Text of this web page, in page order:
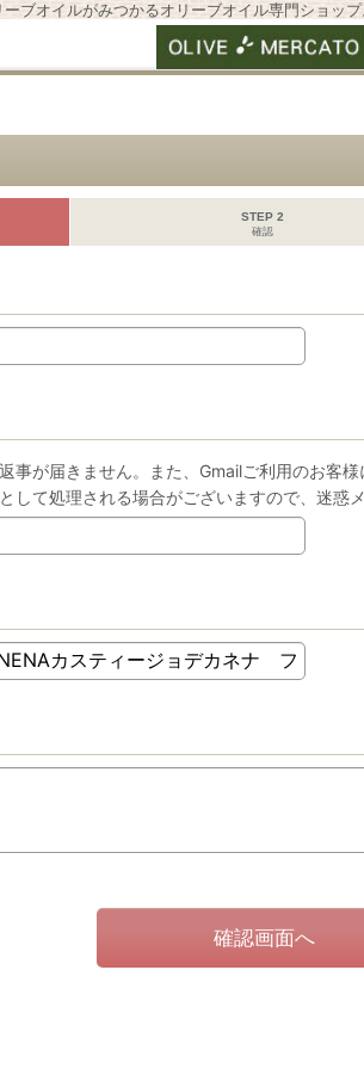
ブオイルがみつかるオリーブオイル専門ショップ
STEP 2
確認
事が届きません。また、Gmailご利用のお客
して処理される場合がございますので、迷惑
確認画面へ